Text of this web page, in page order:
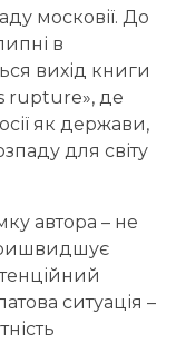
московії. До
в
вихід книги
rupture», де
як держави,
для світу
автора – не
ситуація –